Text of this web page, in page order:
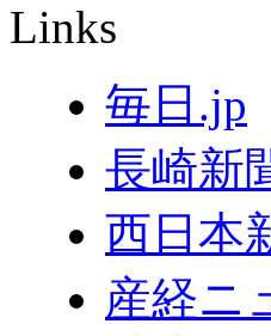
Links
毎日.jp
長崎新
西日本
産経ニ